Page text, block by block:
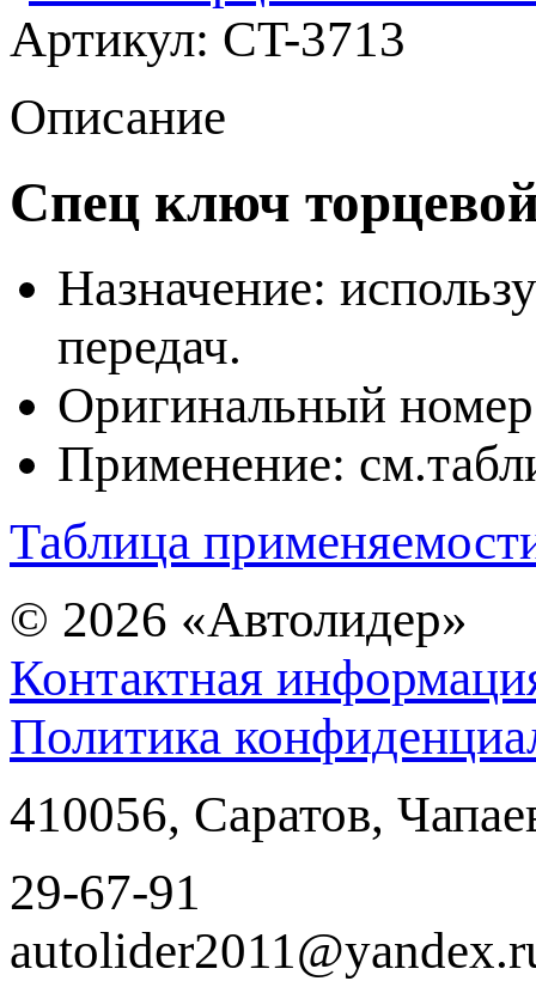
Артикул: CT-3713
Описание
Спец ключ
Назначение:
передач.
Оригинальный
Применение:
Таблица
© 2026 «Автолидер»
Контактная
Политика
410056, Саратов,
29-67-91